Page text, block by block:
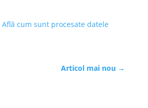
Află cum sunt procesate datele
Articol mai nou →